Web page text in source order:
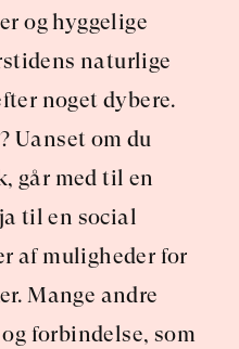
og hyggelige
naturlige
noget dybere.
Uanset om du
går med til en
til en social
af muligheder for
Mange andre
forbindelse, som